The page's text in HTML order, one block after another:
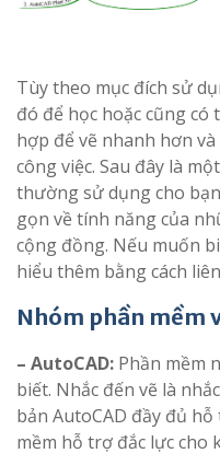
Tùy theo mục đích sử
đó để học hoặc cũng
hợp để vẽ nhanh hơn
công việc. Sau đây là
thường sử dụng cho
gọn về tính năng của
cộng đồng. Nếu muốn
hiểu thêm bằng cách
Nhóm phần mềm
– AutoCAD: Phần mềm
biết. Nhắc đến vẽ là
bản AutoCAD đầy đủ
mềm hỗ trợ đắc lực cho